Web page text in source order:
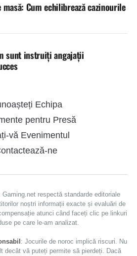
Cum echilibrează cazinourile
sunt instruiți angajații
Echipa
pentru Presă
vă Evenimentul
ne
Gaming.net respectă standarde editoriale
noștri informații exacte și evaluări de
atunci când faceți clic pe linkuri
pe care le-am analizat.
: Jocurile de noroc implică riscuri. Nu
decât vă puteți permite să pierdeți. Dacă